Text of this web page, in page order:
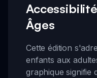
Âges
Cette édition
enfants aux
graphique signifie